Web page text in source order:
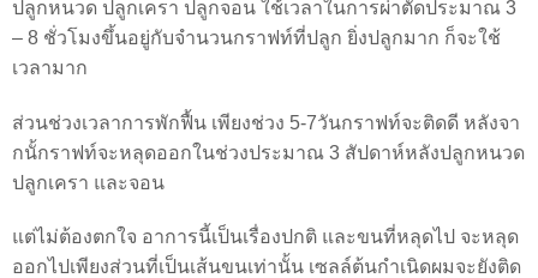
ปลูกหนวด ปลูกเครา ปลูกจอน ใช้เวลาในการผ่าตัดประมาณ 3
– 8 ชั่วโมงขึ้นอยู่กับจำนวนกราฟท์ที่ปลูก ยิ่งปลูกมาก ก็จะใช้
เวลามาก
ส่วนช่วงเวลาการพักฟื้น เพียงช่วง 5-7วันกราฟท์จะติดดี หลังจา
กนั้กราฟท์จะหลุดออกในช่วงประมาณ 3 สัปดาห์หลังปลูกหนวด
ปลูกเครา และจอน
แต่ไม่ต้องตกใจ อาการนี้เป็นเรื่องปกติ และขนที่หลุดไป จะหลุด
ออกไปเพียงส่วนที่เป็นเส้นขนเท่านั้น เซลล์ต้นกำเนิดผมจะยังติด